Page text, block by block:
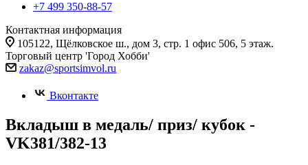
+7 499 350-88-57
Контактная информация
105122, Щёлковское ш., дом 3, стр. 1 офис 506, 5 этаж.
Торговый центр 'Город Хобби'
zakaz@sportsimvol.ru
Вконтакте
Вкладыш в медаль/ приз/ кубок -
VK381/382-13